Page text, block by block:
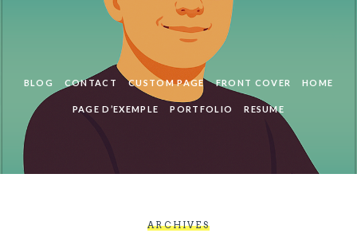
BLOG CONTACT CUSTOM PAGE FRONT COVER HOME
PAGE D’EXEMPLE PORTFOLIO RESUME
ARCHIVES